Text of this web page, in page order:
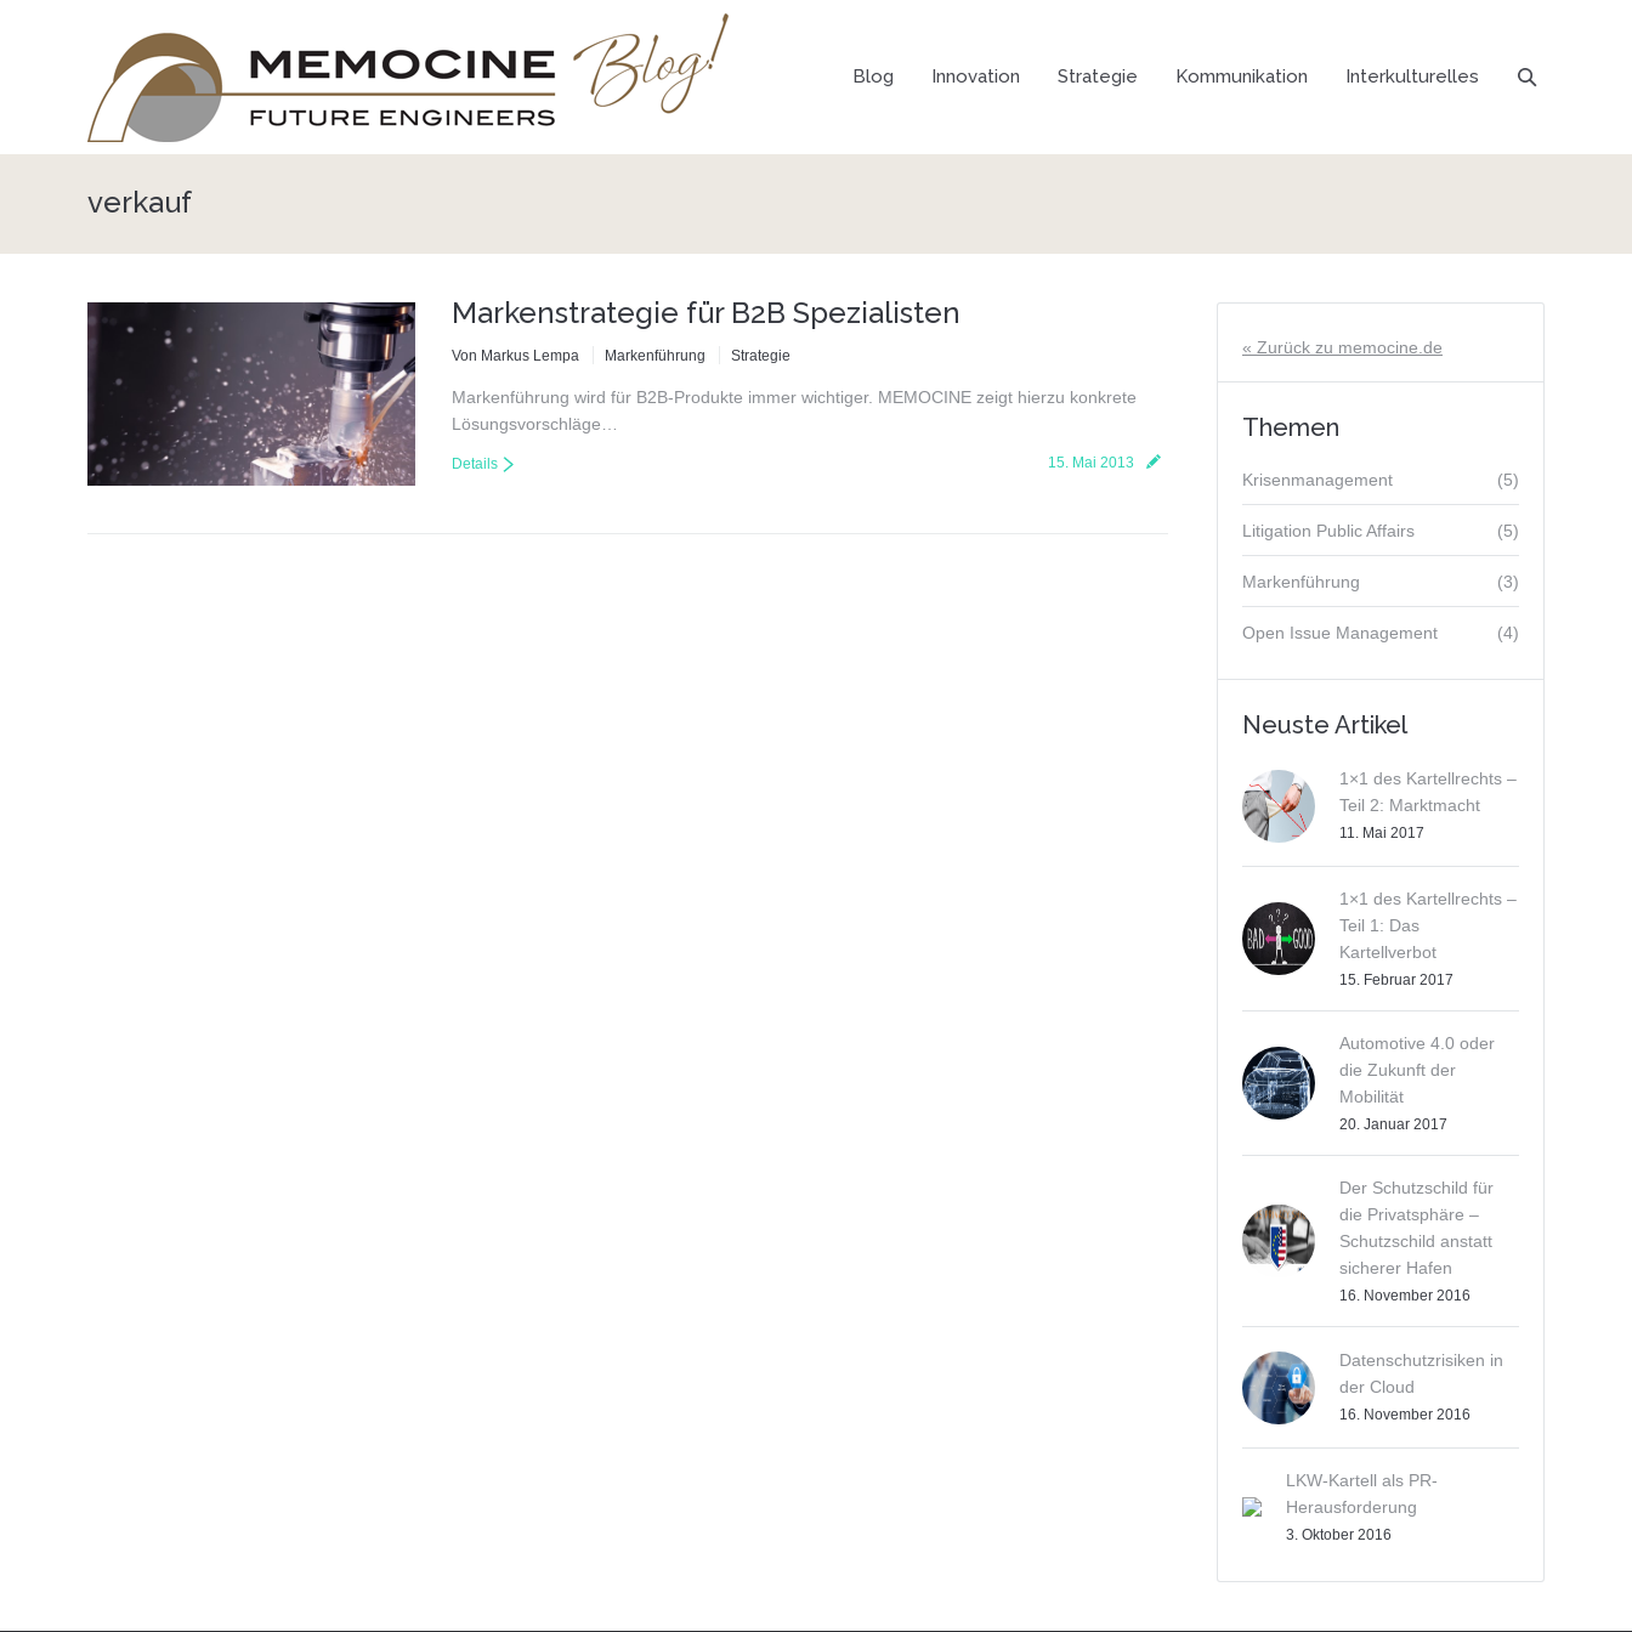
Blog Innovation Strategie Kommunikation Interkulturelles
verkauf
Markenstrategie für B2B Spezialisten
Von Markus Lempa Markenführung Strategie
Markenführung wird für B2B-Produkte immer wichtiger. MEMOCINE zeigt hierzu konkrete
Lösungsvorschläge…
15. Mai 2013
Details
« Zurück zu memocine.de
Themen
(5)
Krisenmanagement
(5)
Litigation Public Affairs
(3)
Markenführung
(4)
Open Issue Management
Neuste Artikel
1×1 des Kartellrechts –
Teil 2: Marktmacht
11. Mai 2017
1×1 des Kartellrechts –
Teil 1: Das
Kartellverbot
15. Februar 2017
Automotive 4.0 oder
die Zukunft der
Mobilität
20. Januar 2017
Der Schutzschild für
die Privatsphäre –
Schutzschild anstatt
sicherer Hafen
16. November 2016
Datenschutzrisiken in
der Cloud
16. November 2016
LKW-Kartell als PR-
Herausforderung
3. Oktober 2016